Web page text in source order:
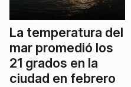
La temperatura del
mar promedió los
21 grados en la
ciudad en febrero